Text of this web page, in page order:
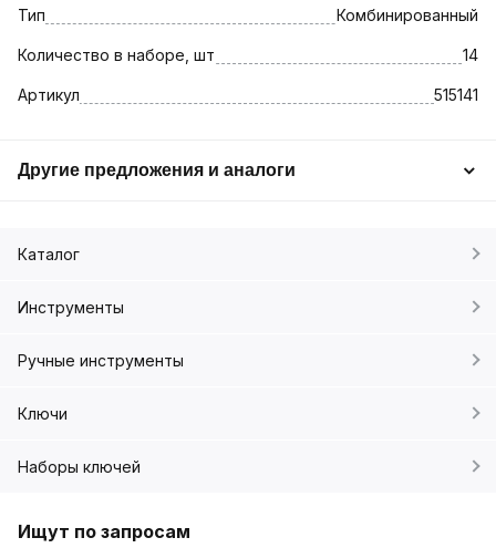
Тип Комбинированный
Количество в наборе, шт 14
Артикул 515141
Другие предложения и аналоги
Каталог
Инструменты
Ручные инструменты
Ключи
Наборы ключей
Ищут по запросам